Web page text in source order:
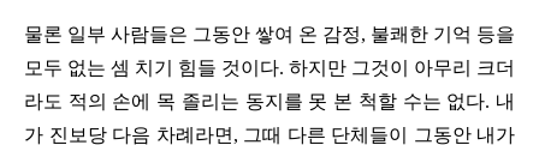
물론 일부 사람들은 그동안 쌓여 온 감정, 불쾌한 기억 등을
모두 없는 셈 치기 힘들 것이다. 하지만 그것이 아무리 크더
라도 적의 손에 목 졸리는 동지를 못 본 척할 수는 없다. 내
가 진보당 다음 차례라면 , 그때 다른 단체들이 그동안 내가